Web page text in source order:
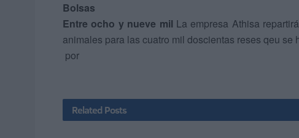
Bolsas
Entre ocho y nueve mil La empresa Athisa
animales para las cuatro mil doscientas reses qeu se
por
Related Posts